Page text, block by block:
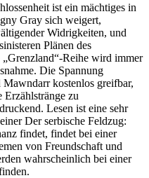
ist ein mächtiges in
Gray sich weigert,
Widrigkeiten, und
Plänen des
Reihe wird immer
Die Spannung
kostenlos greifbar,
zu
Lesen ist eine sehr
Der serbische Feldzug:
findet, findet bei einer
von Freundschaft und
wahrscheinlich bei einer